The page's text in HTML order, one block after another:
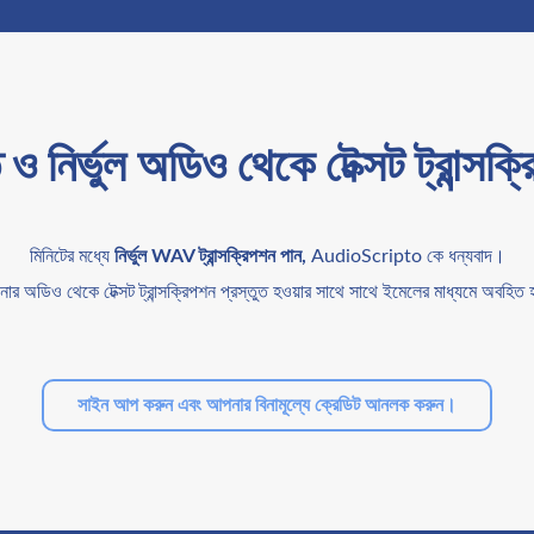
নির্ভুল অডিও থেকে টেক্সট
মিনিটের মধ্যে নির্ভুল WAV ট্রান্সক্রিপশন পান, AudioScripto কে ধন্যবাদ।
অডিও থেকে টেক্সট ট্রান্সক্রিপশন প্রস্তুত হওয়ার সাথে সাথে ইমেলের মাধ্যমে অবহিত
সাইন আপ করুন এবং আপনার বিনামূল্যে ক্রেডিট আনলক করুন।